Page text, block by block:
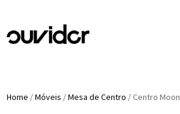
Home /Móveis /Mesa de Centro /Centro Moon